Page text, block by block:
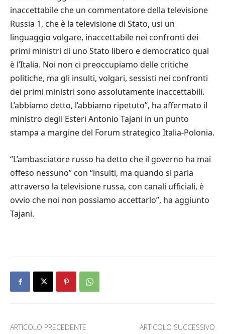
inaccettabile che un commentatore della televisione
Russia 1, che è la televisione di Stato, usi un
linguaggio volgare, inaccettabile nei confronti dei
primi ministri di uno Stato libero e democratico qual
è l’Italia. Noi non ci preoccupiamo delle critiche
politiche, ma gli insulti, volgari, sessisti nei confronti
dei primi ministri sono assolutamente inaccettabili.
L’abbiamo detto, l’abbiamo ripetuto”, ha affermato il
ministro degli Esteri Antonio Tajani in un punto
stampa a margine del Forum strategico Italia-Polonia.
“L’ambasciatore russo ha detto che il governo ha mai
offeso nessuno” con “insulti, ma quando si parla
attraverso la televisione russa, con canali ufficiali, è
ovvio che noi non possiamo accettarlo”, ha aggiunto
Tajani.
ARTICOLO PRECEDENTE ARTICOLO SUCCESSIVO